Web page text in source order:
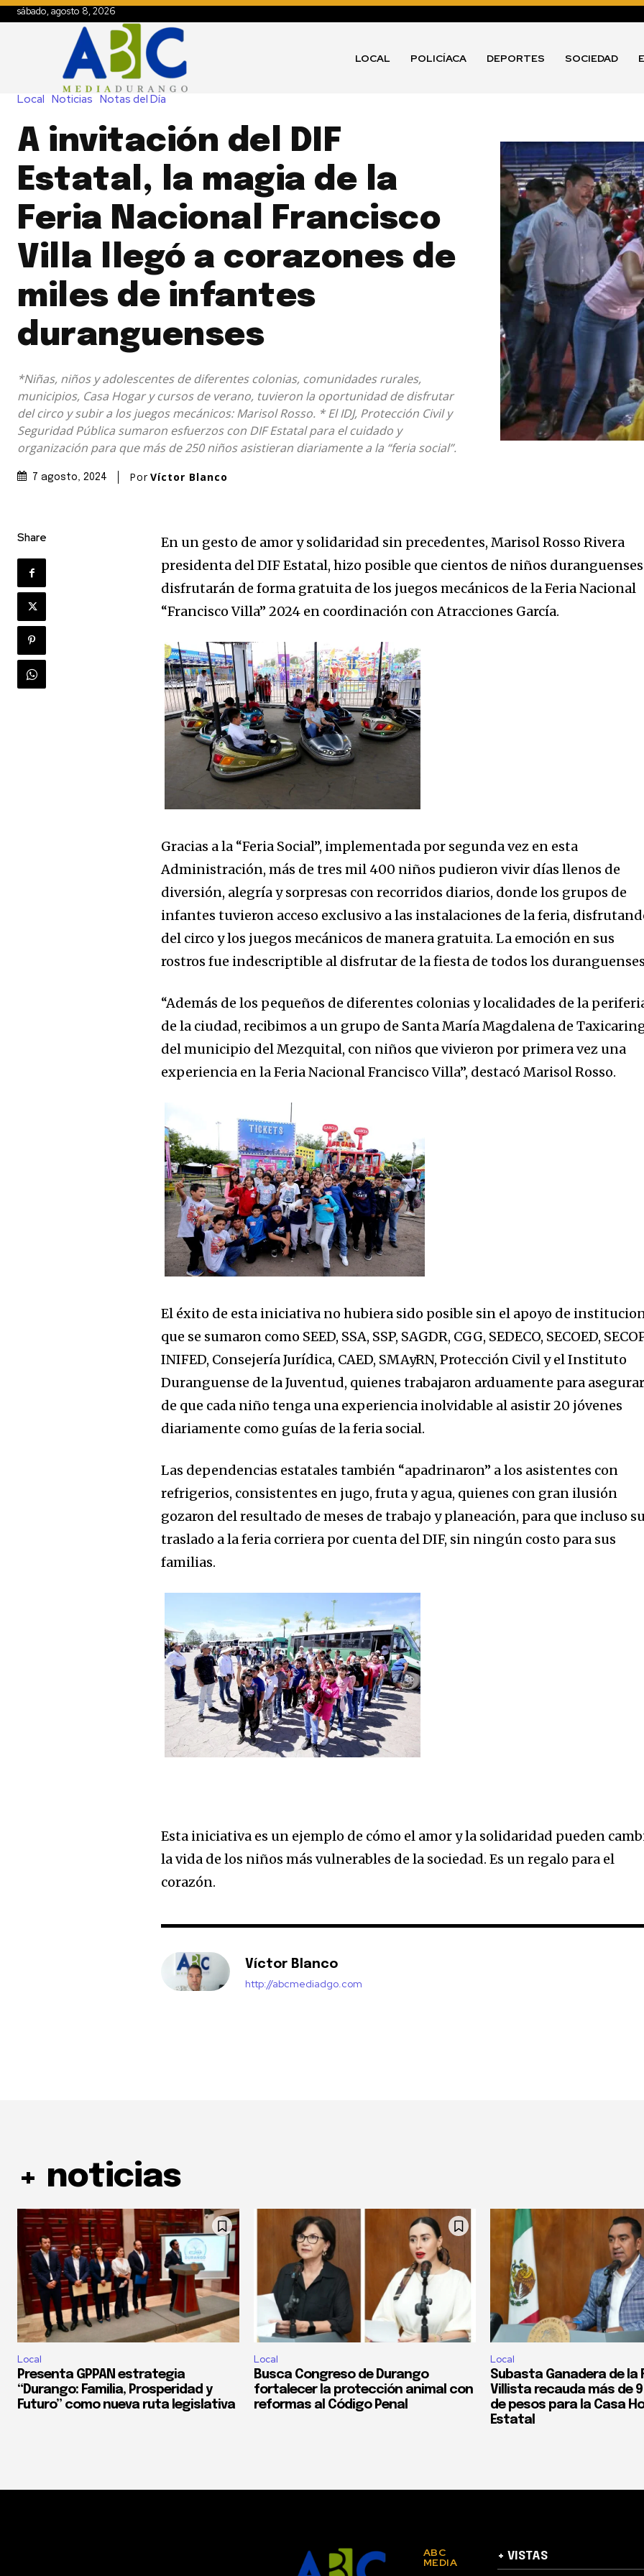
sábado, agosto 8, 2026
LOCAL POLICÍACA DEPORTES SOCIEDAD
Local Noticias Notas del Día
A invitación del DIF
Estatal, la magia de la
Feria Nacional Francisco
Villa llegó a corazones de
miles de infantes
duranguenses
*Niñas, niños y adolescentes de diferentes colonias, comunidades rurales,
municipios, Casa Hogar y cursos de verano, tuvieron la oportunidad de disfrutar
del circo y subir a los juegos mecánicos: Marisol Rosso. * El IDJ, Protección Civil y
Seguridad Pública sumaron esfuerzos con DIF Estatal para el cuidado y
organización para que más de 250 niños asistieran diariamente a la “feria social”.
7 agosto, 2024 PorVíctor Blanco
Share
En un gesto de amor y solidaridad sin precedentes, Marisol Rosso Rivera
presidenta del DIF Estatal, hizo posible que cientos de niños duranguenses
disfrutarán de forma gratuita de los juegos mecánicos de la Feria Nacional
“Francisco Villa” 2024 en coordinación con Atracciones García.
Gracias a la “Feria Social”, implementada por segunda vez en esta
Administración, más de tres mil 400 niños pudieron vivir días llenos de
diversión, alegría y sorpresas con recorridos diarios, donde los grupos de
infantes tuvieron acceso exclusivo a las instalaciones de la feria,
del circo y los juegos mecánicos de manera gratuita. La emoción en sus
rostros fue indescriptible al disfrutar de la fiesta de todos los
“Además de los pequeños de diferentes colonias y localidades de la
de la ciudad, recibimos a un grupo de Santa María Magdalena de
del municipio del Mezquital, con niños que vivieron por primera vez una
experiencia en la Feria Nacional Francisco Villa”, destacó Marisol Rosso.
El éxito de esta iniciativa no hubiera sido posible sin el apoyo de
que se sumaron como SEED, SSA, SSP, SAGDR, CGG, SEDECO, SECOED,
INIFED, Consejería Jurídica, CAED, SMAyRN, Protección Civil y el Instituto
Duranguense de la Juventud, quienes trabajaron arduamente para
de que cada niño tenga una experiencia inolvidable al asistir 20 jóvenes
diariamente como guías de la feria social.
Las dependencias estatales también “apadrinaron” a los asistentes con
refrigerios, consistentes en jugo, fruta y agua, quienes con gran ilusión
gozaron del resultado de meses de trabajo y planeación, para que incluso
traslado a la feria corriera por cuenta del DIF, sin ningún costo para sus
familias.
Esta iniciativa es un ejemplo de cómo el amor y la solidaridad pueden
la vida de los niños más vulnerables de la sociedad. Es un regalo para el
corazón.
Víctor Blanco
http://abcmediadgo.com
+ noticias
Local
Presenta GPPAN estrategia
“Durango: Familia, Prosperidad y
Futuro” como nueva ruta legislativa
Local
Busca Congreso de Durango
fortalecer la protección animal con
reformas al Código Penal
Local
Subasta Ganadera de la
Villista recauda más de
de pesos para la Casa
Estatal
ABC
MEDIA + VISTAS